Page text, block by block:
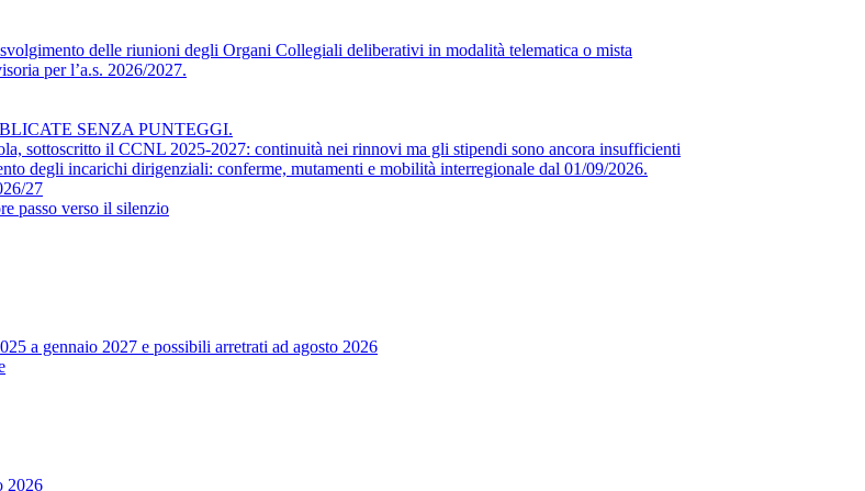
delle riunioni degli Organi Collegiali deliberativi in modalità telematica o mista
per l’a.s. 2026/2027.
SENZA PUNTEGGI.
sottoscritto il CCNL 2025-2027: continuità nei rinnovi ma gli stipendi sono ancora insufficienti
degli incarichi dirigenziali: conferme, mutamenti e mobilità interregionale dal 01/09/2026.
27
passo verso il silenzio
a gennaio 2027 e possibili arretrati ad agosto 2026
2026